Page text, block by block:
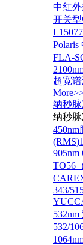
中红外
开关
Polaris
FLA-
超宽
纳秒
纳秒
TO56
343/
532/